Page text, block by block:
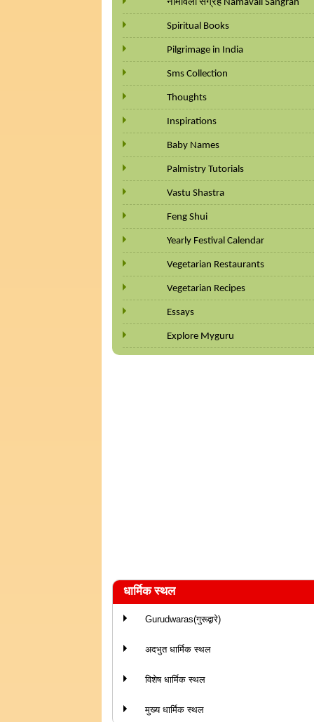
नामावली संग्रह Namavali Sangrah
Spiritual Books
Pilgrimage in India
Sms Collection
Thoughts
Inspirations
Baby Names
Palmistry Tutorials
Vastu Shastra
Feng Shui
Yearly Festival Calendar
Vegetarian Restaurants
Vegetarian Recipes
Essays
Explore Myguru
धार्मिक स्थल
Gurudwaras(गुरूद्वारे)
अदभुत धार्मिक स्थल
विशेष धार्मिक स्थल
मुख्य धार्मिक स्थल